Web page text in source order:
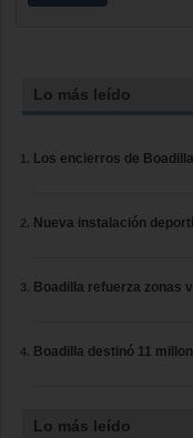
Lo más leído
Los encierros de
Nueva instalación
Boadilla refuerza zonas
Boadilla destinó 11
Lo más leído